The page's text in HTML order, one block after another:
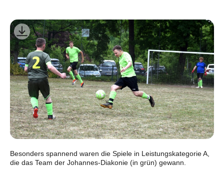
Besonders spannend waren die Spiele in Leistungskategorie A,
die das Team der Johannes-Diakonie (in grün) gewann.